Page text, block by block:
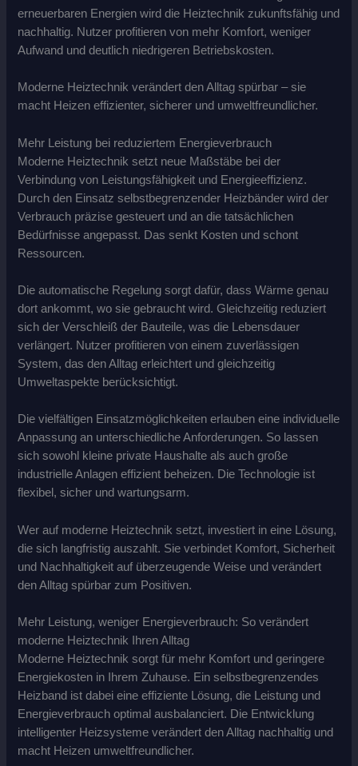
erneuerbaren Energien wird die Heiztechnik zukunftsfähig und
nachhaltig. Nutzer profitieren von mehr Komfort, weniger
Aufwand und deutlich niedrigeren Betriebskosten.
Moderne Heiztechnik verändert den Alltag spürbar – sie
macht Heizen effizienter, sicherer und umweltfreundlicher.
Mehr Leistung bei reduziertem Energieverbrauch
Moderne Heiztechnik setzt neue Maßstäbe bei der
Verbindung von Leistungsfähigkeit und Energieeffizienz.
Durch den Einsatz selbstbegrenzender Heizbänder wird der
Verbrauch präzise gesteuert und an die tatsächlichen
Bedürfnisse angepasst. Das senkt Kosten und schont
Ressourcen.
Die automatische Regelung sorgt dafür, dass Wärme genau
dort ankommt, wo sie gebraucht wird. Gleichzeitig reduziert
sich der Verschleiß der Bauteile, was die Lebensdauer
verlängert. Nutzer profitieren von einem zuverlässigen
System, das den Alltag erleichtert und gleichzeitig
Umweltaspekte berücksichtigt.
Die vielfältigen Einsatzmöglichkeiten erlauben eine individuelle
Anpassung an unterschiedliche Anforderungen. So lassen
sich sowohl kleine private Haushalte als auch große
industrielle Anlagen effizient beheizen. Die Technologie ist
flexibel, sicher und wartungsarm.
Wer auf moderne Heiztechnik setzt, investiert in eine Lösung,
die sich langfristig auszahlt. Sie verbindet Komfort, Sicherheit
und Nachhaltigkeit auf überzeugende Weise und verändert
den Alltag spürbar zum Positiven.
Mehr Leistung, weniger Energieverbrauch: So verändert
moderne Heiztechnik Ihren Alltag
Moderne Heiztechnik sorgt für mehr Komfort und geringere
Energiekosten in Ihrem Zuhause. Ein selbstbegrenzendes
Heizband ist dabei eine effiziente Lösung, die Leistung und
Energieverbrauch optimal ausbalanciert. Die Entwicklung
intelligenter Heizsysteme verändert den Alltag nachhaltig und
macht Heizen umweltfreundlicher.